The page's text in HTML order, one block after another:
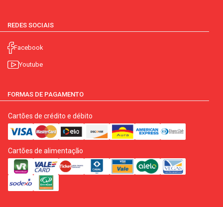
REDES SOCIAIS
Facebook
Youtube
FORMAS DE PAGAMENTO
Cartões de crédito e débito
Cartões de alimentação